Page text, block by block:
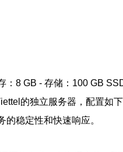
8 GB - 存储：100 GB
的独立服务器，配置如
稳定性和快速响应。